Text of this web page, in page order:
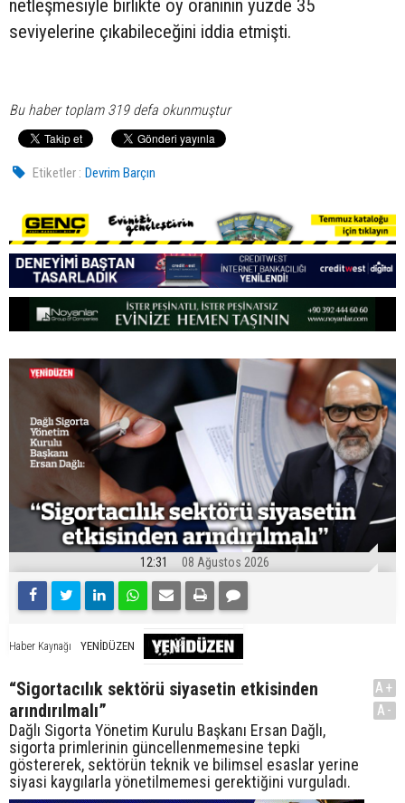
netleşmesiyle birlikte oy oranının yüzde 35
seviyelerine çıkabileceğini iddia etmişti.
Bu haber toplam 319 defa okunmuştur
Etiketler : Devrim Barçın
12:31 08 Ağustos 2026
Haber Kaynağı YENİDÜZEN
“Sigortacılık sektörü siyasetin etkisinden
arındırılmalı”
Dağlı Sigorta Yönetim Kurulu Başkanı Ersan Dağlı,
sigorta primlerinin güncellenmemesine tepki
göstererek, sektörün teknik ve bilimsel esaslar yerine
siyasi kaygılarla yönetilmemesi gerektiğini vurguladı.
A+
A-